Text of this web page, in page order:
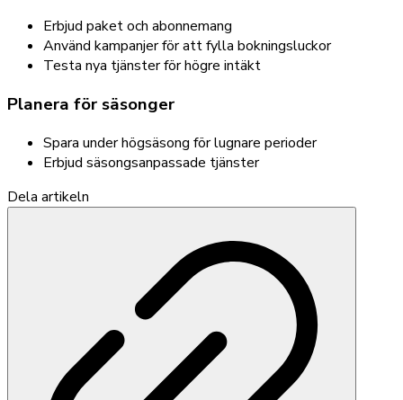
Erbjud paket och abonnemang
Använd kampanjer för att fylla bokningsluckor
Testa nya tjänster för högre intäkt
Planera för säsonger
Spara under högsäsong för lugnare perioder
Erbjud säsongsanpassade tjänster
Dela artikeln